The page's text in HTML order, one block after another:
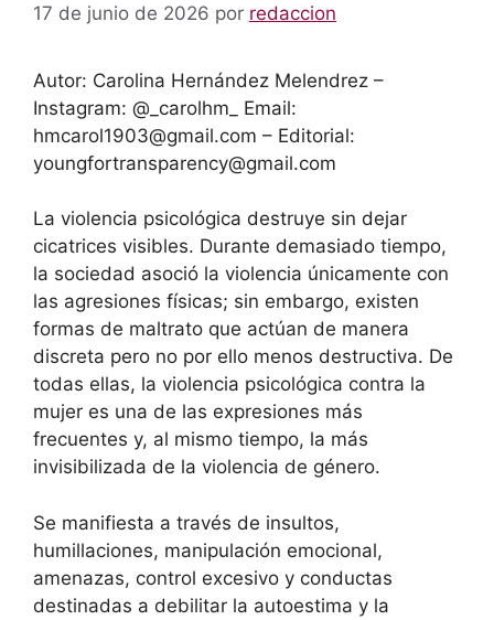
17 de junio de 2026 por redaccion
Autor: Carolina Hernández Melendrez –
Instagram: @_carolhm_ Email:
hmcarol1903@gmail.com – Editorial:
youngfortransparency@gmail.com
La violencia psicológica destruye sin dejar
cicatrices visibles. Durante demasiado tiempo,
la sociedad asoció la violencia únicamente con
las agresiones físicas; sin embargo, existen
formas de maltrato que actúan de manera
discreta pero no por ello menos destructiva. De
todas ellas, la violencia psicológica contra la
mujer es una de las expresiones más
frecuentes y, al mismo tiempo, la más
invisibilizada de la violencia de género.
Se manifiesta a través de insultos,
humillaciones, manipulación emocional,
amenazas, control excesivo y conductas
destinadas a debilitar la autoestima y la